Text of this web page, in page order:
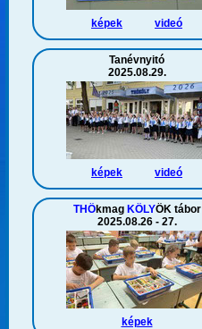
képek videó
Tanévnyitó
2025.08.29.
képek videó
THÖkmag KÖLYÖK tábor
2025.08.26 - 27.
képek